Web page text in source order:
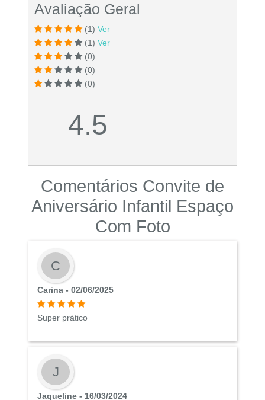
Avaliação Geral
(1) Ver
(1) Ver
(0)
(0)
(0)
4.5
Comentários Convite de
Aniversário Infantil Espaço
Com Foto
C
Carina - 02/06/2025
Super prático
J
Jaqueline - 16/03/2024